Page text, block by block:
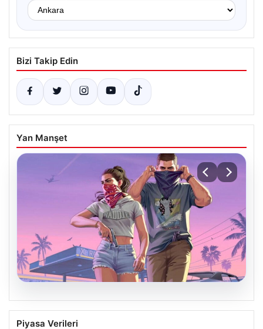
Bizi Takip Edin
Yan Manşet
GTA 6’nın oynanış videosu 27
Piyasa Verileri